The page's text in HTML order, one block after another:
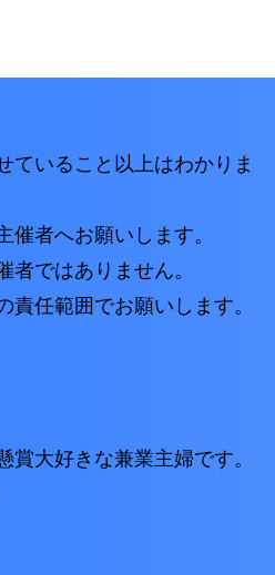
ていること以上はわかりま
催者へお願いします。
者ではありません。
責任範囲でお願いします。
賞大好きな兼業主婦です。